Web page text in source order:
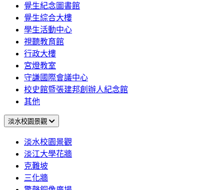
覺生紀念圖書館
覺生綜合大樓
學生活動中心
視聽教育館
行政大樓
宮燈教室
守謙國際會議中心
校史館暨張建邦創辦人紀念館
其他
淡水校園景觀
淡水校園景觀
淡江大學花牆
克難坡
三化牆